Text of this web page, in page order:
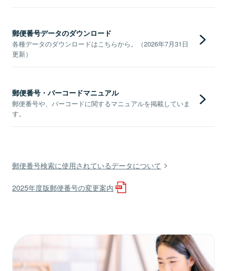
郵便番号データのダウンロード
各種データのダウンロードはこちらから。（2026年7月31日
更新）
郵便番号・バーコードマニュアル
郵便番号や、バーコードに関するマニュアルを掲載していま
す。
郵便番号検索に使用されているデータについて
2025年度版郵便番号の変更案内